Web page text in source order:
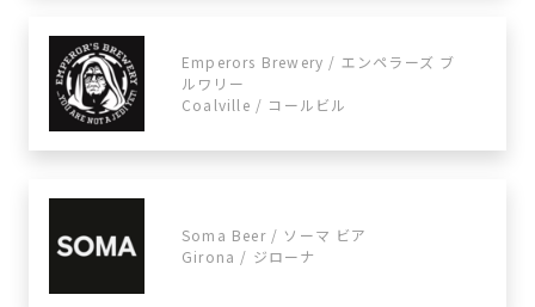
Emperors Brewery / エンペラーズ ブ
ルワリー
Coalville / コールビル
Soma Beer / ソーマ ビア
Girona / ジローナ